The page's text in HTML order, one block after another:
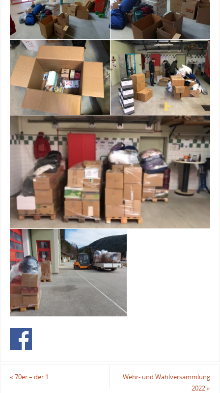
« 70er – der 1.
Wehr- und Wahlversammlung
2022»